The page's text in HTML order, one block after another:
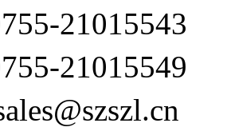
21015543
21015549